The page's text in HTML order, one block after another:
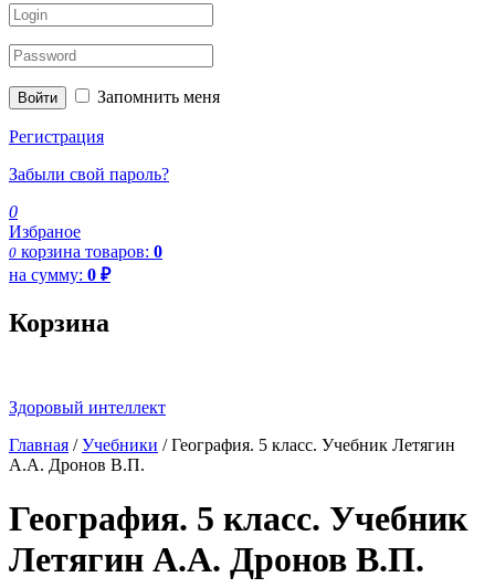
Войти Запомнить меня
Регистрация
Забыли свой пароль?
0
Избраное
0 корзина товаров: 0
на сумму: 0 ₽
Корзина
Здоровый интеллект
Главная /Учебники / География. 5 класс. Учебник Летягин
А.А. Дронов В.П.
География. 5 класс. Учебник
Летягин А.А. Дронов В.П.